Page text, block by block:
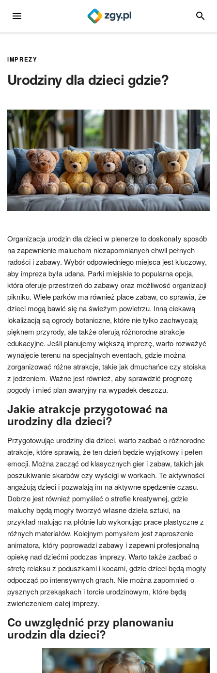
MENU
IMPREZY
Urodziny dla dzieci gdzie?
Organizacja urodzin dla dzieci w plenerze to doskonały sposób
na zapewnienie maluchom niezapomnianych chwil pełnych
radości i zabawy. Wybór odpowiedniego miejsca jest kluczowy,
aby impreza była udana. Parki miejskie to popularna opcja,
która oferuje przestrzeń do zabawy oraz możliwość organizacji
pikniku. Wiele parków ma również place zabaw, co sprawia, że
dzieci mogą bawić się na świeżym powietrzu. Inną ciekawą
lokalizacją są ogrody botaniczne, które nie tylko zachwycają
pięknem przyrody, ale także oferują różnorodne atrakcje
edukacyjne. Jeśli planujemy większą imprezę, warto rozważyć
wynajęcie terenu na specjalnych eventach, gdzie można
zorganizować różne atrakcje, takie jak dmuchańce czy stoiska
z jedzeniem. Ważne jest również, aby sprawdzić prognozę
pogody i mieć plan awaryjny na wypadek deszczu.
Jakie atrakcje przygotować na
urodziny dla dzieci?
Przygotowując urodziny dla dzieci, warto zadbać o różnorodne
atrakcje, które sprawią, że ten dzień będzie wyjątkowy i pełen
emocji. Można zacząć od klasycznych gier i zabaw, takich jak
poszukiwanie skarbów czy wyścigi w workach. Te aktywności
angażują dzieci i pozwalają im na aktywne spędzenie czasu.
Dobrze jest również pomyśleć o strefie kreatywnej, gdzie
maluchy będą mogły tworzyć własne dzieła sztuki, na
przykład malując na płótnie lub wykonując prace plastyczne z
różnych materiałów. Kolejnym pomysłem jest zaproszenie
animatora, który poprowadzi zabawy i zapewni profesjonalną
opiekę nad dziećmi podczas imprezy. Warto także zadbać o
strefę relaksu z poduszkami i kocami, gdzie dzieci będą mogły
odpocząć po intensywnych grach. Nie można zapomnieć o
pysznych przekąskach i torcie urodzinowym, które będą
zwieńczeniem całej imprezy.
Co uwzględnić przy planowaniu
urodzin dla dzieci?